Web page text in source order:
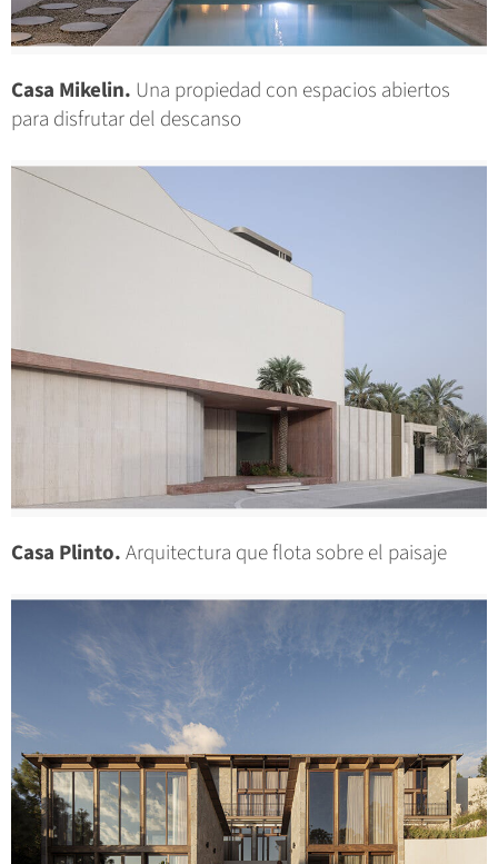
Casa Mikelin. Una propiedad con espacios abiertos
para disfrutar del descanso
Casa Plinto.Arquitectura que flota sobre el paisaje